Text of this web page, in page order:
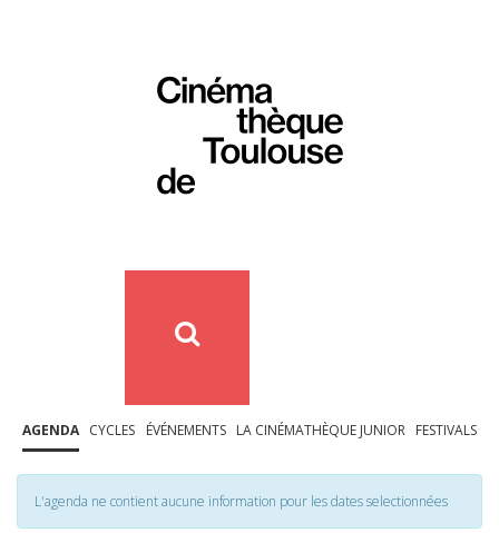
AGENDA CYCLES ÉVÉNEMENTS LA CINÉMATHÈQUE JUNIOR FESTIVALS
L'agenda ne contient aucune information pour les dates selectionnées